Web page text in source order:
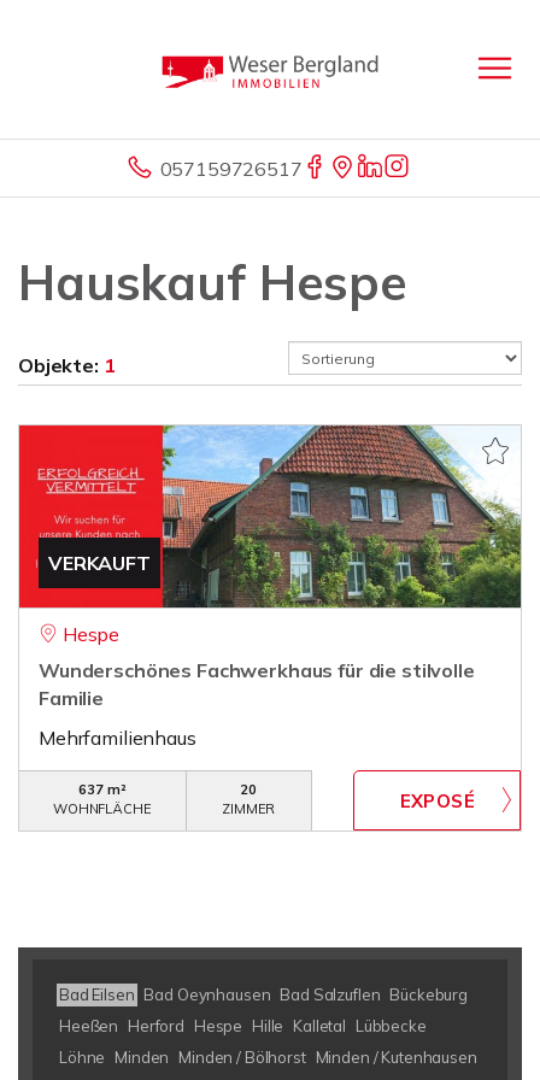
057159726517
Hauskauf Hespe
Objekte: 1
VERKAUFT
Hespe
Wunderschönes Fachwerkhaus für die stilvolle
Familie
Mehrfamilienhaus
637 m²
WOHNFLÄCHE
20
ZIMMER
Bad Eilsen Bad Oeynhausen Bad Salzuflen Bückeburg
Heeßen
Herford Hespe Hille Kalletal
Lübbecke
Löhne
Minden Minden / Bölhorst Minden / Kutenhausen